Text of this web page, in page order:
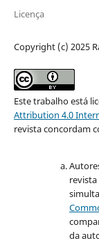
Licença
Copyright (c) 2025
Este trabalho está
Attribution 4.0
revista concordam
da